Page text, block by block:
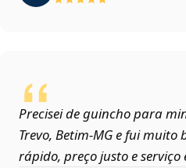
Precisei de guincho para
Trevo, Betim‑MG e fui
rápido, preço justo e